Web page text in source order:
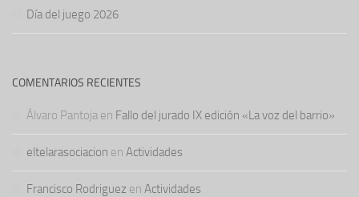
Día del juego 2026
COMENTARIOS RECIENTES
Álvaro Pantoja en Fallo del jurado IX edición «La voz del barrio»
eltelarasociacion en Actividades
Francisco Rodriguez en Actividades